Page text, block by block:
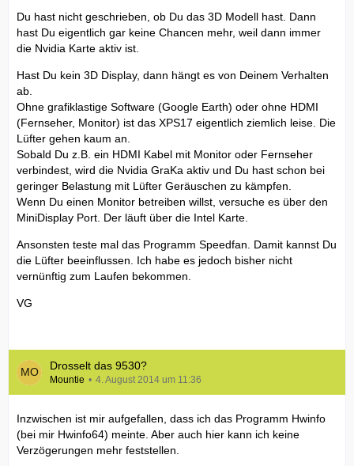
Du hast nicht geschrieben, ob Du das 3D Modell hast. Dann
hast Du eigentlich gar keine Chancen mehr, weil dann immer
die Nvidia Karte aktiv ist.
Hast Du kein 3D Display, dann hängt es von Deinem Verhalten
ab.
Ohne grafiklastige Software (Google Earth) oder ohne HDMI
(Fernseher, Monitor) ist das XPS17 eigentlich ziemlich leise. Die
Lüfter gehen kaum an.
Sobald Du z.B. ein HDMI Kabel mit Monitor oder Fernseher
verbindest, wird die Nvidia GraKa aktiv und Du hast schon bei
geringer Belastung mit Lüfter Geräuschen zu kämpfen.
Wenn Du einen Monitor betreiben willst, versuche es über den
MiniDisplay Port. Der läuft über die Intel Karte.
Ansonsten teste mal das Programm Speedfan. Damit kannst Du
die Lüfter beeinflussen. Ich habe es jedoch bisher nicht
vernünftig zum Laufen bekommen.
VG
Drosselt das 9530?
Mountie 4. August 2014 um 11:36
Inzwischen ist mir aufgefallen, dass ich das Programm Hwinfo
(bei mir Hwinfo64) meinte. Aber auch hier kann ich keine
Verzögerungen mehr feststellen.